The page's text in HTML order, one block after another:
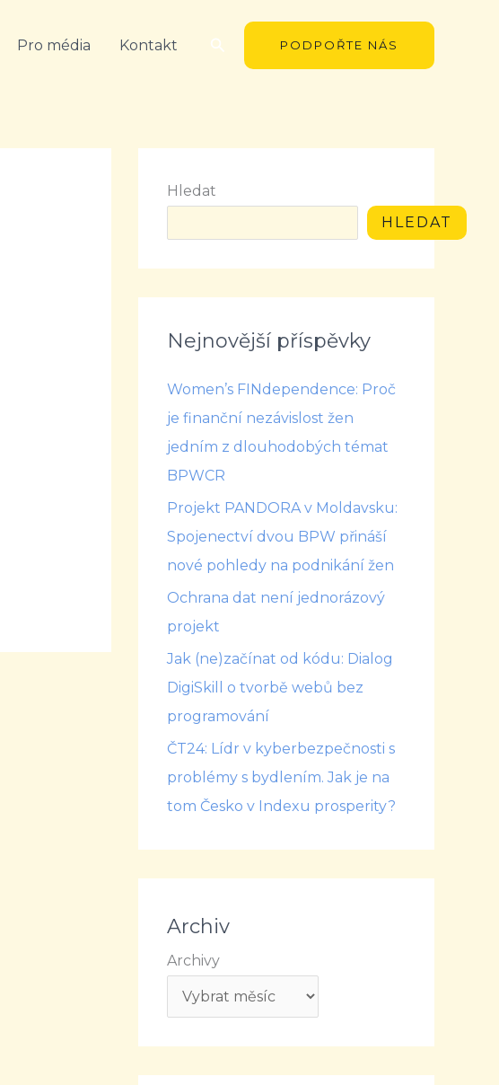
Pro média Kontakt Hledat PODPOŘTE NÁS
Hledat
HLEDAT
Nejnovější příspěvky
Women’s FINdependence: Proč
je finanční nezávislost žen
jedním z dlouhodobých témat
BPWCR
Projekt PANDORA v Moldavsku:
Spojenectví dvou BPW přináší
nové pohledy na podnikání žen
Ochrana dat není jednorázový
projekt
Jak (ne)začínat od kódu: Dialog
DigiSkill o tvorbě webů bez
programování
ČT24: Lídr v kyberbezpečnosti s
problémy s bydlením. Jak je na
tom Česko v Indexu prosperity?
Archiv
Archivy